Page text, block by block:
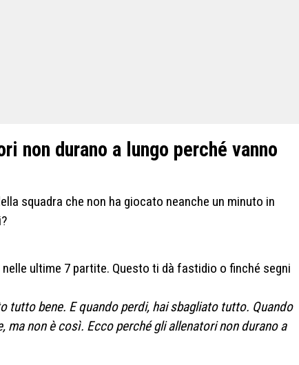
non durano a lungo perché vanno
squadra che non ha giocato neanche un minuto in
ultime 7 partite. Questo ti dà fastidio o finché segni
tutto bene. E quando perdi, hai sbagliato tutto. Quando
ma non è così. Ecco perché gli allenatori non durano a